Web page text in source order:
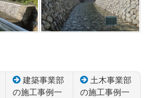
建築事業部
の施工事例一
土木事業部
の施工事例一